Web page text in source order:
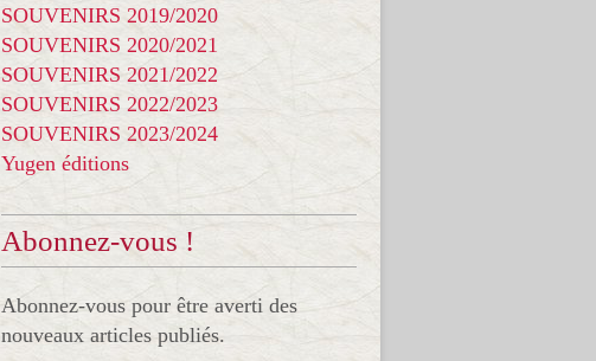
SOUVENIRS 2019/2020
SOUVENIRS 2020/2021
SOUVENIRS 2021/2022
SOUVENIRS 2022/2023
SOUVENIRS 2023/2024
Yugen éditions
Abonnez-vous !
Abonnez-vous pour être averti des
nouveaux articles publiés.